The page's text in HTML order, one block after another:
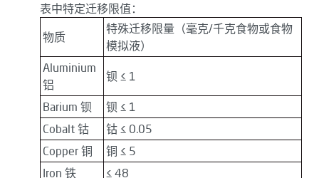
表中特定迁移限值：
物质
特殊迁移限量（毫克/千克食物或食物
模拟液）
Aluminium
铝
钡 ≤ 1
Barium 钡
钡 ≤ 1
Cobalt 钴
钴 ≤ 0.05
Copper 铜
铜 ≤ 5
Iron 铁
≤ 48